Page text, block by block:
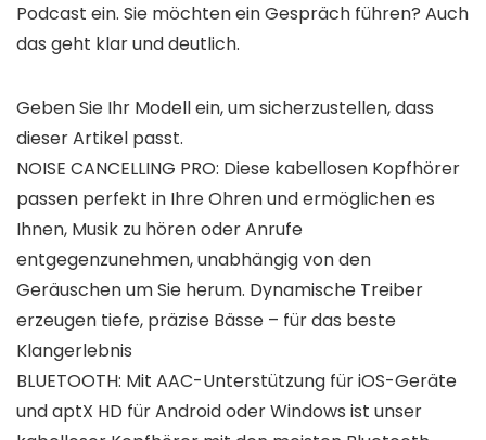
Podcast ein. Sie möchten ein Gespräch führen? Auch
das geht klar und deutlich.
Geben Sie Ihr Modell ein, um sicherzustellen, dass
dieser Artikel passt.
NOISE CANCELLING PRO: Diese kabellosen Kopfhörer
passen perfekt in Ihre Ohren und ermöglichen es
Ihnen, Musik zu hören oder Anrufe
entgegenzunehmen, unabhängig von den
Geräuschen um Sie herum. Dynamische Treiber
erzeugen tiefe, präzise Bässe – für das beste
Klangerlebnis
BLUETOOTH: Mit AAC-Unterstützung für iOS-Geräte
und aptX HD für Android oder Windows ist unser